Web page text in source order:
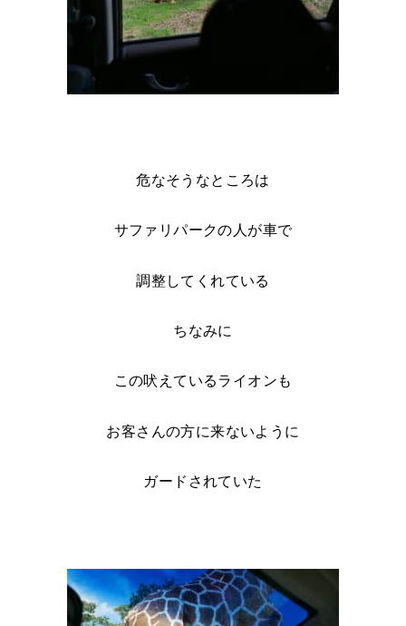
危なそうなところは
サファリパークの人が車で
調整してくれている
ちなみに
この吠えているライオンも
お客さんの方に来ないように
ガードされていた